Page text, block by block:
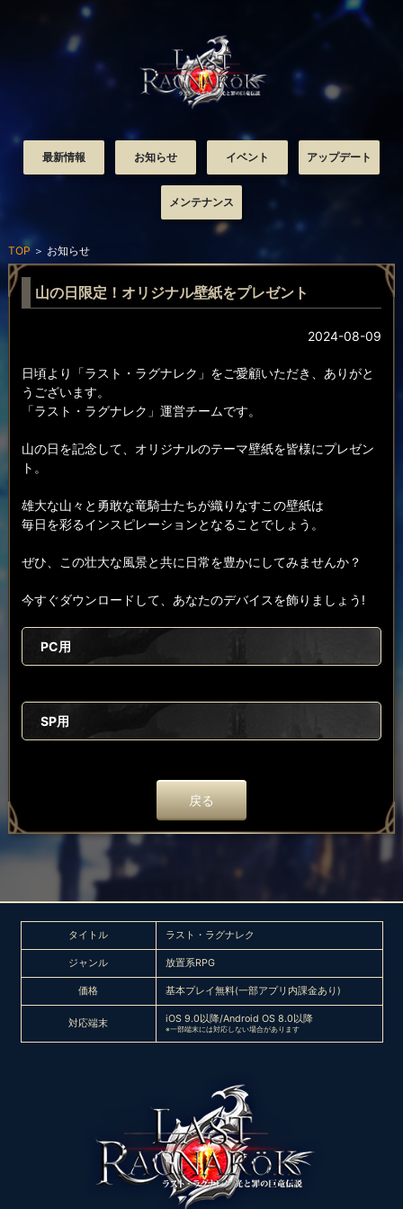
最新情報 お知らせ イベント アップデート
メンテナンス
TOP＞ お知らせ
山の日限定！オリジナル壁紙をプレゼント
2024-08-09
日頃より「ラスト・ラグナレク」をご愛顧いただき、ありがと
うございます。
「ラスト・ラグナレク」運営チームです。
山の日を記念して、オリジナルのテーマ壁紙を皆様にプレゼン
ト。
雄大な山々と勇敢な竜騎士たちが織りなすこの壁紙は
毎日を彩るインスピレーションとなることでしょう。
ぜひ、この壮大な風景と共に日常を豊かにしてみませんか？
今すぐダウンロードして、あなたのデバイスを飾りましょう!
PC用
SP用
戻る
タイトル ラスト・ラグナレク
ジャンル 放置系RPG
価格 基本プレイ無料(一部アプリ内課金あり)
対応端末 iOS 9.0以降/Android OS 8.0以降
※一部端末には対応しない場合があります